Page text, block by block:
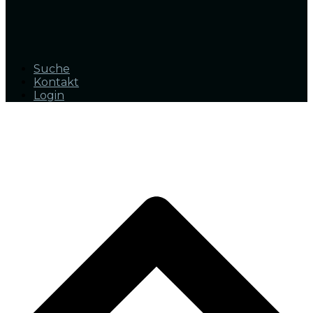
Suche
Kontakt
Login